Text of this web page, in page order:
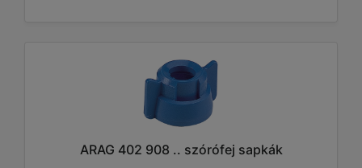
ARAG 402 908 .. szórófej sapkák